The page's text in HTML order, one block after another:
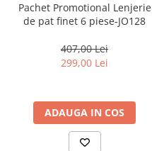
Pachet Promotional Lenjerie
de pat finet 6 piese-JO128
407,00 Lei
299,00 Lei
ADAUGA IN COS